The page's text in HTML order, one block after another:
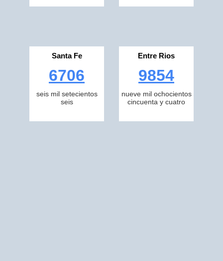
Santa Fe
6706
seis mil setecientos
seis
Entre Rios
9854
nueve mil ochocientos
cincuenta y cuatro